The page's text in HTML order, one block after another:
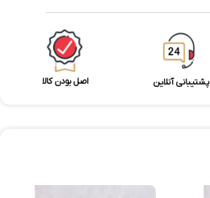
پشتیبانی آنلاین اصل بودن کالا